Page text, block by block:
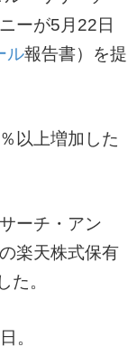
ーが5月22日
ル報告書）を提
以上増加した
ーチ・アン
楽天株式保有
た。
。